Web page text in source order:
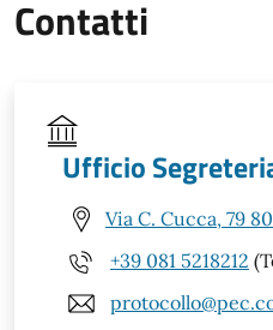
Contatti
Ufficio
Via C. Cucca, 79
+39 081 5218212